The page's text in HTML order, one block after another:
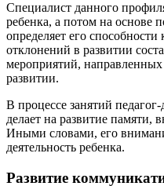
Специалист данного
ребенка, а потом на основе
определяет его
отклонений в развитии
мероприятий,
развитии.
В процессе занятий
делает на развитие памяти,
Иными словами, его
деятельность ребенка.
Развитие